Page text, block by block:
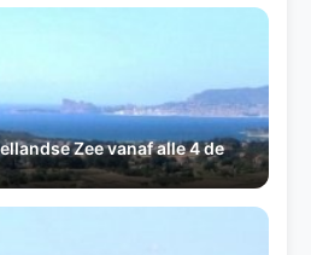
Zee vanaf alle 4 de